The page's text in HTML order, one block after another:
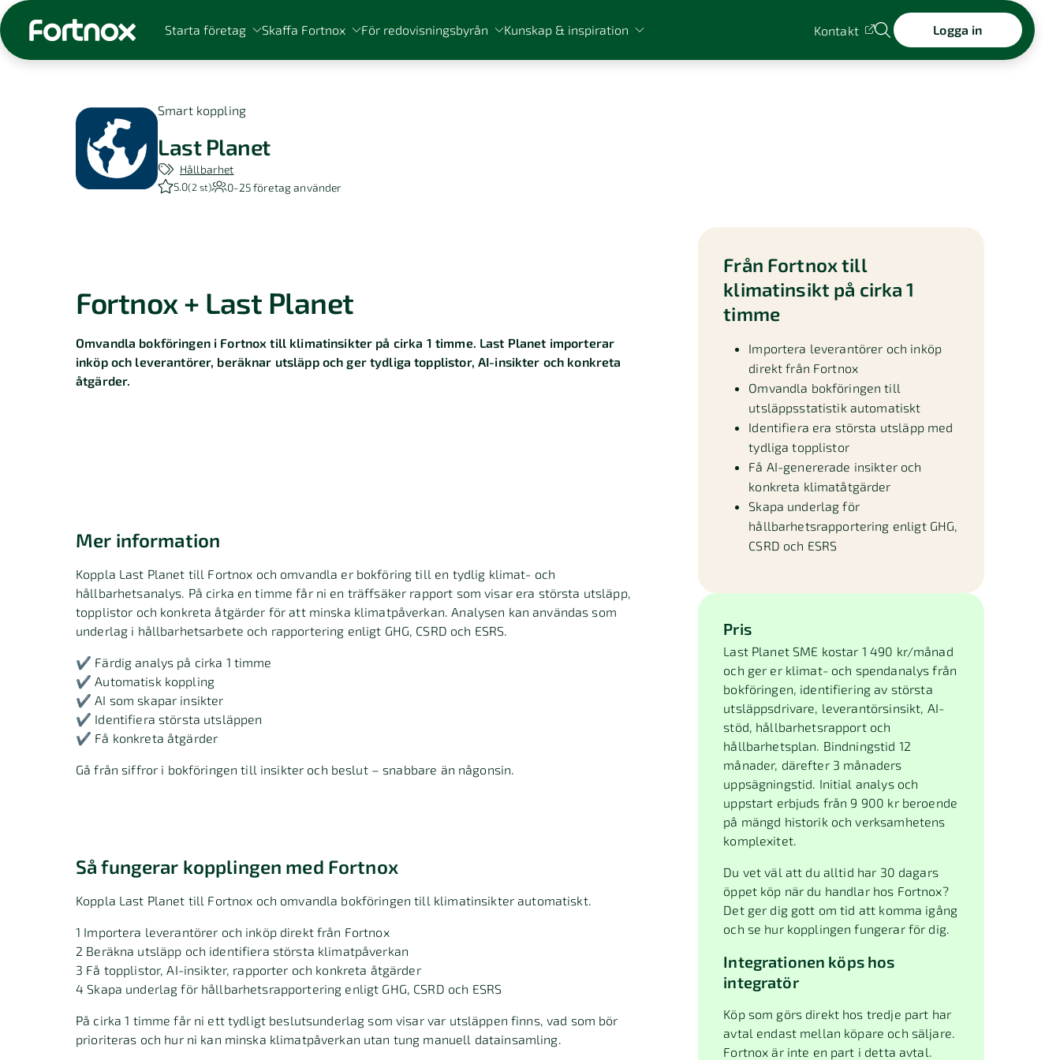
Starta företag Skaffa Fortnox För redovisningsbyrån Kunskap & inspiration Kontakt Logga in
Sök på Fortnox
Smart koppling
Last Planet
Hållbarhet
5.0(2 st) 0-25företag använder
Fortnox + Last Planet
Omvandla bokföringen i Fortnox till klimatinsikter på cirka 1 timme. Last Planet importerar
inköp och leverantörer, beräknar utsläpp och ger tydliga topplistor, AI-insikter och konkreta
åtgärder.
Mer information
Koppla Last Planet till Fortnox och omvandla er bokföring till en tydlig klimat- och
hållbarhetsanalys. På cirka en timme får ni en träffsäker rapport som visar era största utsläpp,
topplistor och konkreta åtgärder för att minska klimatpåverkan. Analysen kan användas som
underlag i hållbarhetsarbete och rapportering enligt GHG, CSRD och ESRS.
✔ Färdig analys på cirka 1 timme
✔ Automatisk koppling
✔ AI som skapar insikter
✔ Identifiera största utsläppen
✔ Få konkreta åtgärder
Gå från siffror i bokföringen till insikter och beslut – snabbare än någonsin.
Så fungerar kopplingen med Fortnox
Koppla Last Planet till Fortnox och omvandla bokföringen till klimatinsikter automatiskt.
1 Importera leverantörer och inköp direkt från Fortnox
2 Beräkna utsläpp och identifiera största klimatpåverkan
3 Få topplistor, AI-insikter, rapporter och konkreta åtgärder
4 Skapa underlag för hållbarhetsrapportering enligt GHG, CSRD och ESRS
På cirka 1 timme får ni ett tydligt beslutsunderlag som visar var utsläppen finns, vad som bör
prioriteras och hur ni kan minska klimatpåverkan utan tung manuell datainsamling.
Från Fortnox till
klimatinsikt på cirka 1
timme
Importera leverantörer och inköp
direkt från Fortnox
Omvandla bokföringen till
utsläppsstatistik automatiskt
Identifiera era största utsläpp med
tydliga topplistor
Få AI-genererade insikter och
konkreta klimatåtgärder
Skapa underlag för
hållbarhetsrapportering enligt GHG,
CSRD och ESRS
Pris
Last Planet SME kostar 1 490 kr/månad
och ger er klimat- och spendanalys från
bokföringen, identifiering av största
utsläppsdrivare, leverantörsinsikt, AI-
stöd, hållbarhetsrapport och
hållbarhetsplan. Bindningstid 12
månader, därefter 3 månaders
uppsägningstid. Initial analys och
uppstart erbjuds från 9 900 kr beroende
på mängd historik och verksamhetens
komplexitet.
Du vet väl att du alltid har 30 dagars
öppet köp när du handlar hos Fortnox?
Det ger dig gott om tid att komma igång
och se hur kopplingen fungerar för dig.
Integrationen köps hos
integratör
Köp som görs direkt hos tredje part har
avtal endast mellan köpare och säljare.
Fortnox är inte en part i detta avtal.